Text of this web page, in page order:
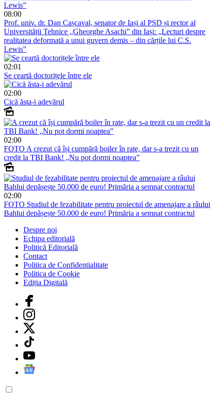
08:00
Prof. univ. dr. Dan Cașcaval, senator de Iași al PSD și rector al
Universității Tehnice „Gheorghe Asachi” din Iași: „Lecturi despre
realitatea deformată a unui guvern demis – din cărțile lui C.S.
Lewis”
02:01
Se ceartă doctorițele între ele
02:00
Cică ăsta-i adevărul
02:00
FOTO A crezut că își cumpără boiler în rate, dar s-a trezit cu un
credit la TBI Bank! „Nu pot dormi noaptea”
02:00
FOTO Studiul de fezabilitate pentru proiectul de amenajare a râului
Bahlui depășește 50.000 de euro! Primăria a semnat contractul
Despre noi
Echipa editorială
Politică Editorială
Contact
Politica de Confidentialitate
Politica de Cookie
Ediția Digitală